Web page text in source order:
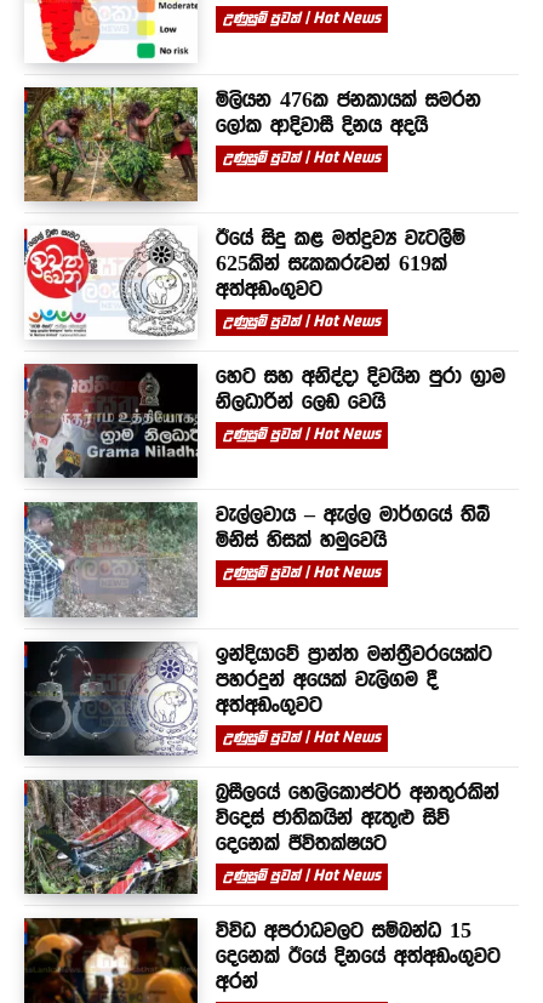
උණුසුම් පුවත් | Hot News
මිලියන 476ක ජනකායක් සමරන
ලෝක ආදිවාසී දිනය අදයි
උණුසුම් පුවත් | Hot News
ඊයේ සිදු කළ මත්ද්‍රව්‍ය වැටලීම්
625කින් සැකකරුවන් 619ක්
අත්අඩංගුවට
උණුසුම් පුවත් | Hot News
හෙට සහ අනිද්දා දිවයින පුරා ග්‍රාම
නිලධාරින් ලෙඩ වෙයි
උණුසුම් පුවත් | Hot News
වැල්ලවාය – ඇල්ල මාර්ගයේ තිබී
මිනිස් හිසක් හමුවෙයි
උණුසුම් පුවත් | Hot News
ඉන්දියාවේ ප්‍රාන්ත මන්ත්‍රීවරයෙක්ට
පහරදුන් අයෙක් වැලිගම දී
අත්අඩංගුවට
උණුසුම් පුවත් | Hot News
බ්‍රසීලයේ හෙලිකොප්ටර් අනතුරකින්
විදෙස් ජාතිකයින් ඇතුළු සිව්
දෙනෙක් ජීවිතක්ෂයට
උණුසුම් පුවත් | Hot News
විවිධ අපරාධවලට සම්බන්ධ 15
දෙනෙක් ඊයේ දිනයේ අත්අඩංගුවට
අරන්